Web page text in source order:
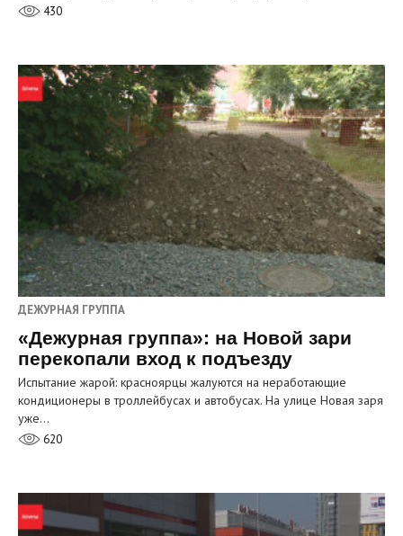
430
ДЕЖУРНАЯ ГРУППА
«Дежурная группа»: на Новой зари
перекопали вход к подъезду
Испытание жарой: красноярцы жалуются на неработающие
кондиционеры в троллейбусах и автобусах. На улице Новая заря
уже…
620